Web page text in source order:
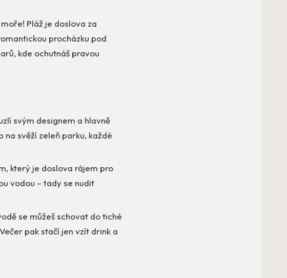
Pláž je doslova za
procházku pod
kde ochutnáš pravou
svým designem a hlavně
svěží zeleň parku, každé
který je doslova rájem pro
vodou – tady se nudit
se můžeš schovat do tiché
pak stačí jen vzít drink a